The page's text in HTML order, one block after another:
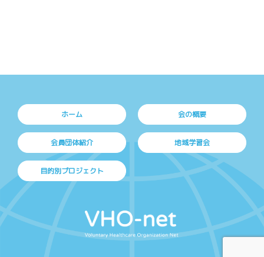
ホーム 会の概要
会員団体紹介 地域学習会
目的別プロジェクト